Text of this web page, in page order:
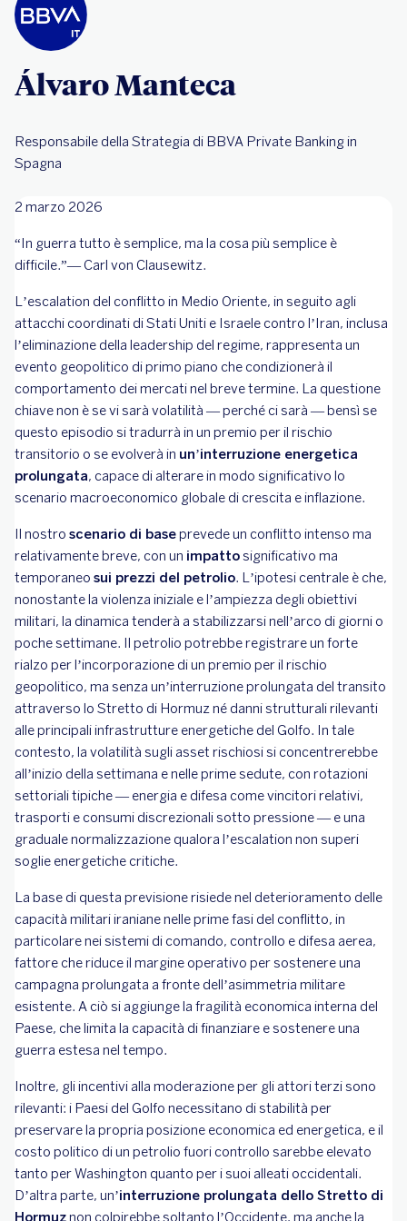
Álvaro Manteca
Responsabile della Strategia di BBVA Private Banking in
Spagna
2 marzo 2026
“In guerra tutto è semplice, ma la cosa più semplice è
difficile.”— Carl von Clausewitz.
L’escalation del conflitto in Medio Oriente, in seguito agli
attacchi coordinati di Stati Uniti e Israele contro l’Iran, inclusa
l’eliminazione della leadership del regime, rappresenta un
evento geopolitico di primo piano che condizionerà il
comportamento dei mercati nel breve termine. La questione
chiave non è se vi sarà volatilità — perché ci sarà — bensì se
questo episodio si tradurrà in un premio per il rischio
transitorio o se evolverà in un’interruzione energetica
prolungata, capace di alterare in modo significativo lo
scenario macroeconomico globale di crescita e inflazione.
Il nostro scenario di baseprevede un conflitto intenso ma
relativamente breve, con un impattosignificativo ma
temporaneo sui prezzi del petrolio. L’ipotesi centrale è che,
nonostante la violenza iniziale e l’ampiezza degli obiettivi
militari, la dinamica tenderà a stabilizzarsi nell’arco di giorni o
poche settimane. Il petrolio potrebbe registrare un forte
rialzo per l’incorporazione di un premio per il rischio
geopolitico, ma senza un’interruzione prolungata del transito
attraverso lo Stretto di Hormuz né danni strutturali rilevanti
alle principali infrastrutture energetiche del Golfo. In tale
contesto, la volatilità sugli asset rischiosi si concentrerebbe
all’inizio della settimana e nelle prime sedute, con rotazioni
settoriali tipiche — energia e difesa come vincitori relativi,
trasporti e consumi discrezionali sotto pressione — e una
graduale normalizzazione qualora l’escalation non superi
soglie energetiche critiche.
La base di questa previsione risiede nel deterioramento delle
capacità militari iraniane nelle prime fasi del conflitto, in
particolare nei sistemi di comando, controllo e difesa aerea,
fattore che riduce il margine operativo per sostenere una
campagna prolungata a fronte dell’asimmetria militare
esistente. A ciò si aggiunge la fragilità economica interna del
Paese, che limita la capacità di finanziare e sostenere una
guerra estesa nel tempo.
Inoltre, gli incentivi alla moderazione per gli attori terzi sono
rilevanti: i Paesi del Golfo necessitano di stabilità per
preservare la propria posizione economica ed energetica, e il
costo politico di un petrolio fuori controllo sarebbe elevato
tanto per Washington quanto per i suoi alleati occidentali.
D’altra parte, un’interruzione prolungata dello Stretto di
Hormuznon colpirebbe soltanto l’Occidente, ma anche la